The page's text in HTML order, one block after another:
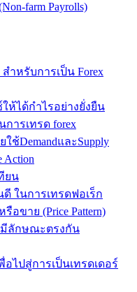
farm Payrolls)
หรับการเป็น Forex
ห้ได้กำไรอย่างยั่งยืน
ารเทรด forex
ช้DemandและSupply
ยน
ดี ในการเทรดฟอเร็ก
อขาย (Price Pattern)
มีลักษณะตรงกัน
ไปสู่การเป็นเทรดเดอร์